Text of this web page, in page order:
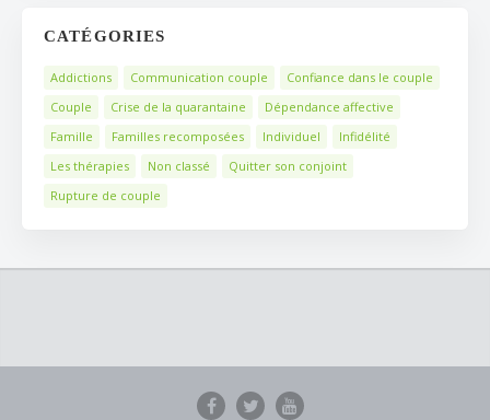
CATÉGORIES
Addictions Communication couple
Confiance dans le couple
Couple
Crise de la quarantaine
Dépendance affective
Famille
Familles recomposées Individuel
Infidélité
Les thérapies
Non classé
Quitter son conjoint
Rupture de couple